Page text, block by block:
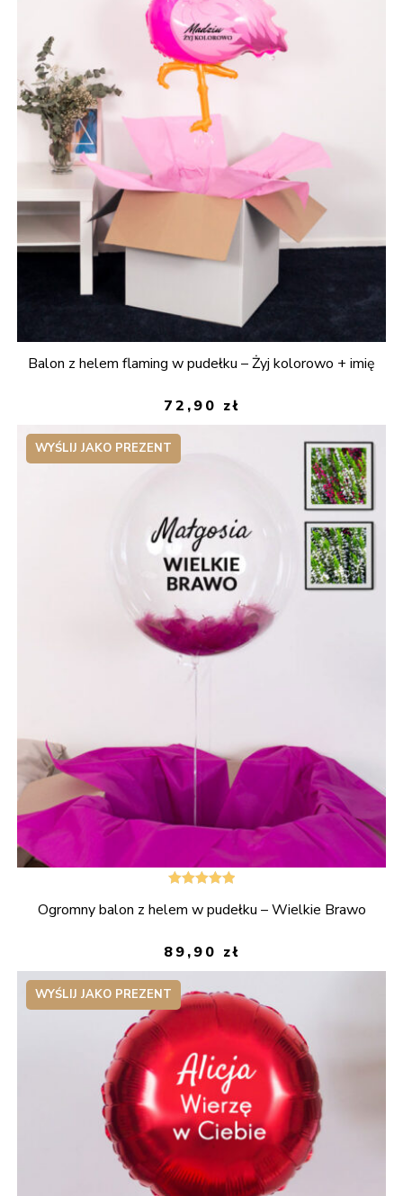
Balon z helem flaming w pudełku – Żyj kolorowo + imię
72,90 zł
WYŚLIJ JAKO PREZENT
5.00na 5
Ogromny balon z helem w pudełku – Wielkie Brawo
89,90 zł
WYŚLIJ JAKO PREZENT